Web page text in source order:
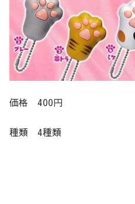
価格 400円
種類 4種類